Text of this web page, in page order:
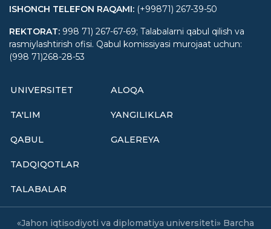
ISHONCH TELEFON RAQAMI: (+99871) 267-39-50
REKTORAT: 998 71) 267-67-69; Talabalarni qabul qilish va
rasmiylashtirish ofisi. Qabul komissiyasi murojaat uchun:
(998 71)268-28-53
UNIVERSITET
TA'LIM
QABUL
TADQIQOTLAR
TALABALAR
ALOQA
YANGILIKLAR
GALEREYA
«Jahon iqtisodiyoti va diplomatiya universiteti» Barcha